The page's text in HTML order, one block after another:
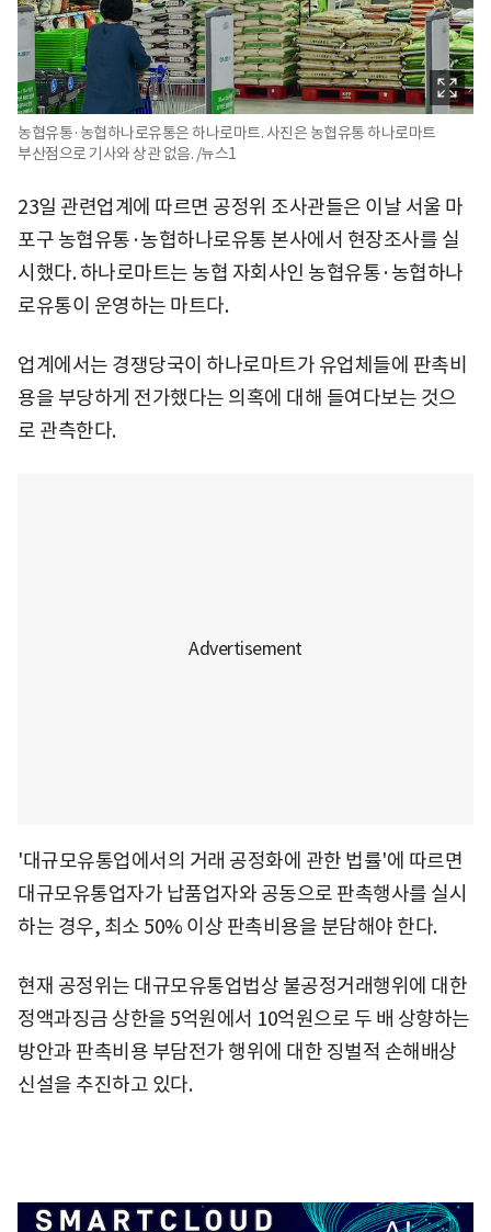
농협유통·농협하나로유통은 하나로마트. 사진은 농협유통 하나로마트
부산점으로 기사와 상관 없음. /뉴스1
23일 관련업계에 따르면 공정위 조사관들은 이날 서울 마
포구 농협유통·농협하나로유통 본사에서 현장조사를 실
시했다. 하나로마트는 농협 자회사인 농협유통·농협하나
로유통이 운영하는 마트다.
업계에서는 경쟁당국이 하나로마트가 유업체들에 판촉비
용을 부당하게 전가했다는 의혹에 대해 들여다보는 것으
로 관측한다.
'대규모유통업에서의 거래 공정화에 관한 법률'에 따르면
대규모유통업자가 납품업자와 공동으로 판촉행사를 실시
하는 경우, 최소 50% 이상 판촉비용을 분담해야 한다.
현재 공정위는 대규모유통업법상 불공정거래행위에 대한
정액과징금 상한을 5억원에서 10억원으로 두 배 상향하는
방안과 판촉비용 부담전가 행위에 대한 징벌적 손해배상
신설을 추진하고 있다.